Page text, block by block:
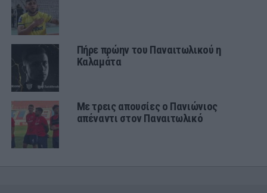
Πήρε πρώην του Παναιτωλικού η
Καλαμάτα
Με τρεις απουσίες ο Πανιώνιος
απέναντι στον Παναιτωλικό